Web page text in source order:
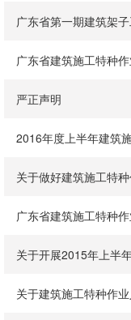
广东省第一期建筑架
广东省建筑施工特种
严正声明
2016年度上半年建筑
关于做好建筑施工特
广东省建筑施工特种
关于开展2015年上半
关于建筑施工特种作